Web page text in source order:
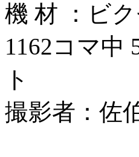
機 材 ：ビ
1162コマ中
ト
撮影者：佐